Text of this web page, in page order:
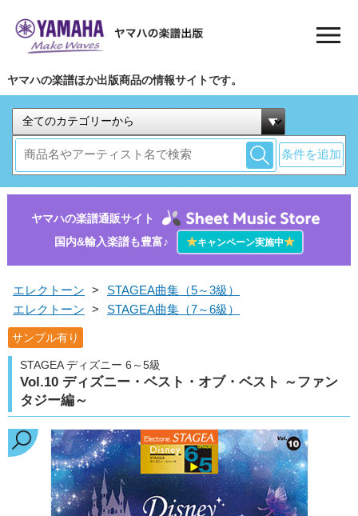
ヤマハの楽譜ほか出版商品の情報サイトです。
条件を追加
ヤマハの楽譜通販サイト
国内&輸入楽譜も豊富♪
★キャンペーン実施中★
エレクトーン >
STAGEA曲集（5～3級）
エレクトーン > STAGEA曲集（7～6級）
サンプル有り
STAGEA ディズニー 6～5級
Vol.10 ディズニー・ベスト・オブ・ベスト ～ファン
タジー編～